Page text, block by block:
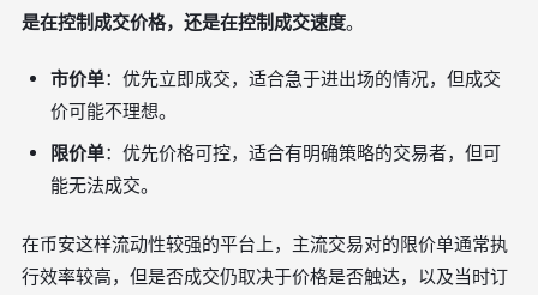
是在控制成交价格，还是在控制成交速度。
市价单：优先立即成交，适合急于进出场的情况，但成交
价可能不理想。
限价单：优先价格可控，适合有明确策略的交易者，但可
能无法成交。
在币安这样流动性较强的平台上，主流交易对的限价单通常执
行效率较高，但是否成交仍取决于价格是否触达，以及当时订